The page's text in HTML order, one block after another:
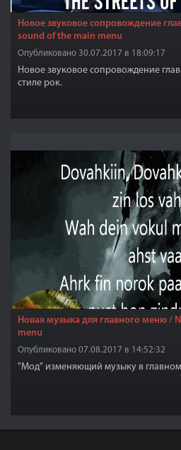
Новое звуковое сопровождение
sound of the main menu
Опубликовано 30.07.2017 в 18:09:17
Новое звуковое сопровождение
стиле рок.
Новая музыка для главного меню /
menu
Опубликовано 07.08.2017 в 14:52:32
"Мод" изменяющий музыку в главном